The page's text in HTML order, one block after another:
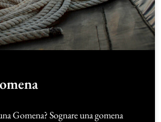
Gomena? Sognare una gomena